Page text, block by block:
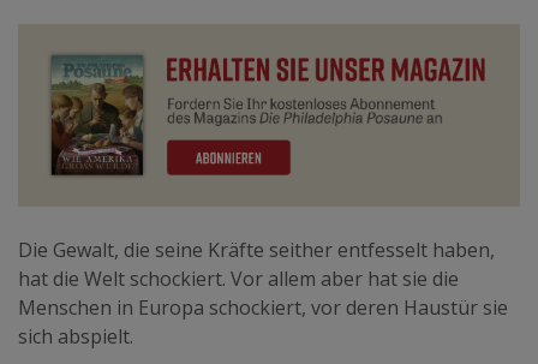
Die Gewalt, die seine Kräfte seither entfesselt haben,
hat die Welt schockiert. Vor allem aber hat sie die
Menschen in Europa schockiert, vor deren Haustür sie
sich abspielt.